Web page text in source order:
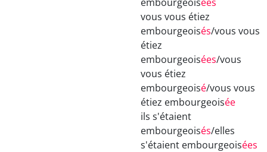
vous vous étiez
embourgeoisés/vous vous
étiez
embourgeoisées/vous
vous étiez
embourgeoisé/vous vous
étiez embourgeoisée
ils s'étaient
embourgeoisés/elles
s'étaient embourgeoisées